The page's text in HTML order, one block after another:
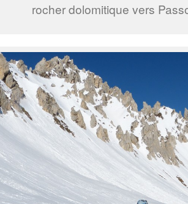
rocher dolomitique vers